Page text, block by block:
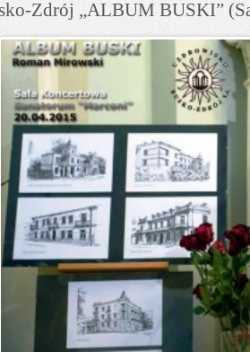
Zdrój „ALBUM BUSKI”